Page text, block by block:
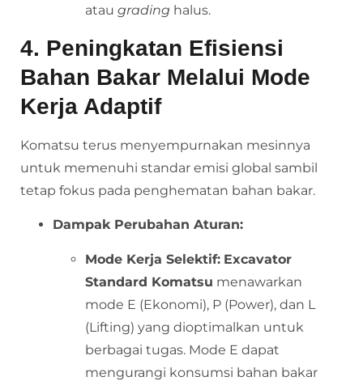
atau grading halus.
4. Peningkatan Efisiensi
Bahan Bakar Melalui Mode
Kerja Adaptif
Komatsu terus menyempurnakan mesinnya
untuk memenuhi standar emisi global sambil
tetap fokus pada penghematan bahan bakar.
Dampak Perubahan Aturan:
Mode Kerja Selektif: Excavator
Standard Komatsu menawarkan
mode E (Ekonomi), P (Power), dan L
(Lifting) yang dioptimalkan untuk
berbagai tugas. Mode E dapat
mengurangi konsumsi bahan bakar